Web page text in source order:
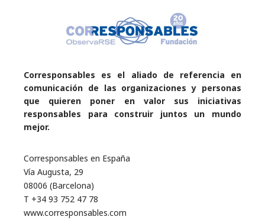
Corresponsables es el aliado de referencia en
comunicación de las organizaciones y personas
que quieren poner en valor sus iniciativas
responsables para construir juntos un mundo
mejor.
Corresponsables en España
Vía Augusta, 29
08006 (Barcelona)
T +34 93 752 47 78
www.corresponsables.com